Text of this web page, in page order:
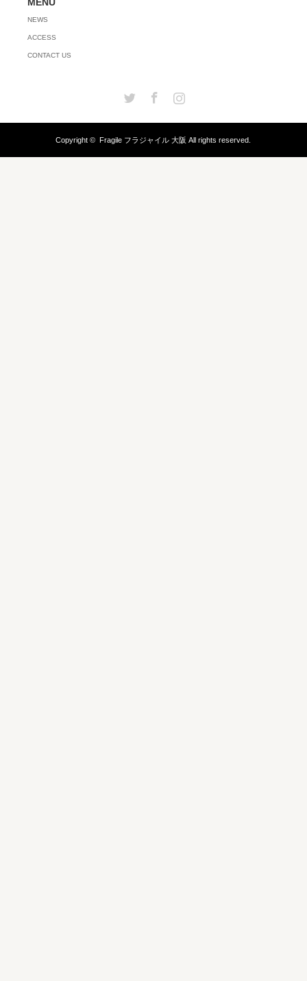
NEWS
ACCESS
CONTACT US
Twitter Facebook
Copyright ©Fragile フラジャイル 大阪 All rights reserved.